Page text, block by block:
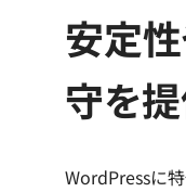
安定
守を提
WordPressに